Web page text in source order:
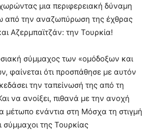
μια περιφερειακή δύναμη
από την αναζωπύρωση της έχθρας
Αζερμπαϊτζάν: την Τουρκία!
σύμμαχος των «ομόδοξων και
φαίνεται ότι προσπάθησε με αυτόν
την ταπείνωσή της από τη
να ανοίξει, πιθανά με την ανοχή
ενάντια στη Μόσχα τη στιγμή
σύμμαχοι της Τουρκίας